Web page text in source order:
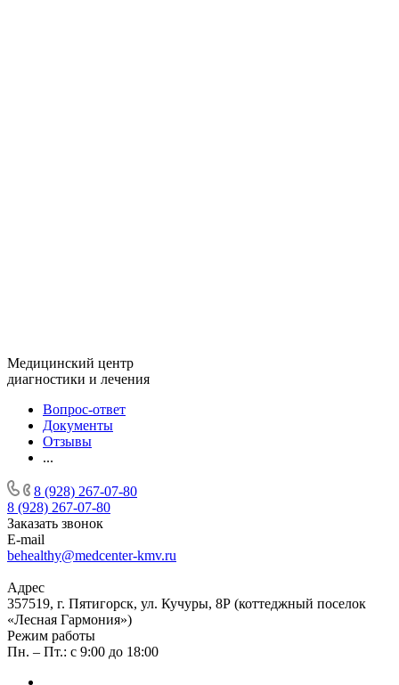
Медицинский центр
диагностики и лечения
Вопрос-ответ
Документы
Отзывы
...
8 (928) 267-07-80
8 (928) 267-07-80
Заказать звонок
E-mail
behealthy@medcenter-kmv.ru
Адрес
357519, г. Пятигорск, ул. Кучуры, 8Р (коттеджный поселок
«Лесная Гармония»)
Режим работы
Пн. – Пт.: с 9:00 до 18:00